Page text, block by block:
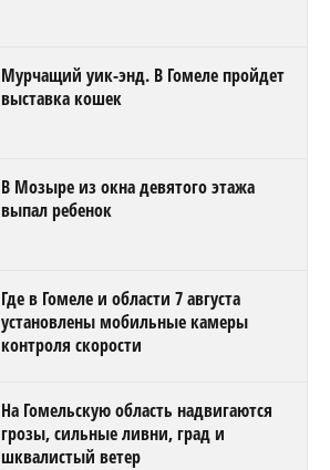
Мурчащий уик-энд. В Гомеле пройдет
выставка кошек
В Мозыре из окна девятого этажа
выпал ребенок
Где в Гомеле и области 7 августа
установлены мобильные камеры
контроля скорости
На Гомельскую область надвигаются
грозы, сильные ливни, град и
шквалистый ветер